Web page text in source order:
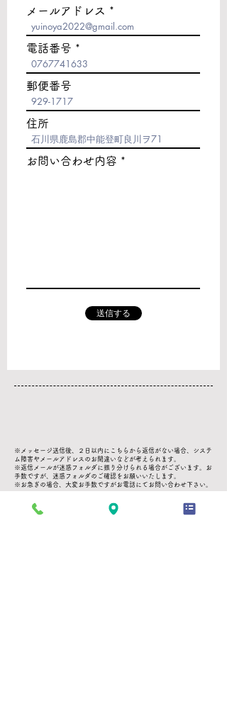
メールアドレス
電話番号
郵便番号
住所
お問い合わせ内容
送信する
※メッセージ送信後、２日以内にこちらから返信がない場合、システ
ム障害やメールアドレスのお間違いなどが考えられます。
※返信メールが迷惑フォルダに振り分けられる場合がございます。お
手数ですが、迷惑フォルダのご確認をお願いいたします。
※お急ぎの場合、大変お手数ですがお電話にてお問い合わせ下さい。